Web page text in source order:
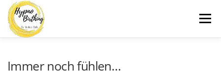
Zum
Inhalt
springen
Menü
Immer noch fühlen…